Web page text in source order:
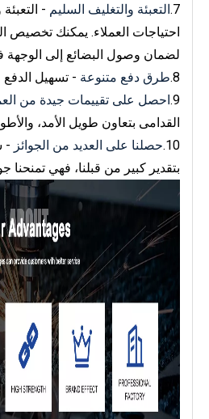
7. التعبئة والتغليف السليم -
احتياجات العملاء. يمكنك تخصيص
لضمان وصول البضائع إلى الوجهة
8. طرق دفع متنوعة - تسهيل الدفع
9. احصل على تقييمات جيدة من
القدامى بتعاون طويل الأمد، والأطول
10. حصلنا على العديد من الجوائز
بتقدير كبير من قبلنا، فهي تمنحنا